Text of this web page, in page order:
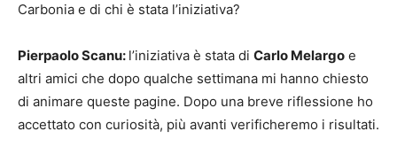
Carbonia e di chi è stata l’iniziativa?
Pierpaolo Scanu: l’iniziativa è stata di Carlo Melargo e
altri amici che dopo qualche settimana mi hanno chiesto
di animare queste pagine. Dopo una breve riflessione ho
accettato con curiosità, più avanti verificheremo i risultati.